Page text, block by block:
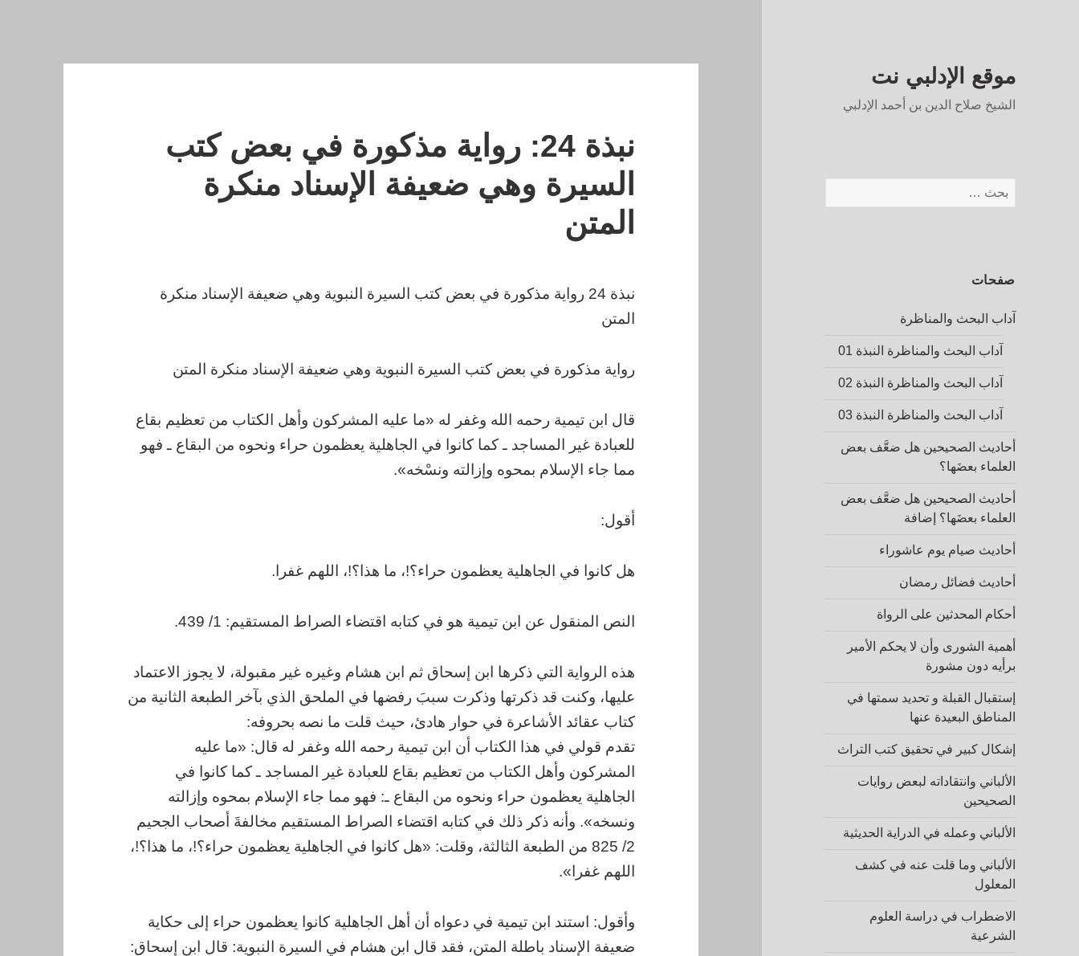
موقع الإدلبي نت
الشيخ صلاح الدين بن أحمد الإدلبي
عن:
صفحات
آداب البحث والمناظرة
آداب البحث والمناظرة النبذة 01
آداب البحث والمناظرة النبذة 02
آداب البحث والمناظرة النبذة 03
أحاديث الصحيحين هل ضعَّف بعض
العلماء بعضَها؟
أحاديث الصحيحين هل ضعَّف بعض
العلماء بعضَها؟ إضافة
أحاديث صيام يوم عاشوراء
أحاديث فضائل رمضان
أحكام المحدثين على الرواة
أهمية الشورى وأن لا يحكم الأمير
برأيه دون مشورة
إستقبال القبلة و تحديد سمتها في
المناطق البعيدة عنها
إشكال كبير في تحقيق كتب التراث
الألباني وانتقاداته لبعض روايات
الصحيحين
الألباني وعمله في الدراية الحديثية
الألباني وما قلت عنه في كشف
المعلول
الاضطراب في دراسة العلوم
الشرعية
نبذة 24: رواية مذكورة في بعض كتب
السيرة وهي ضعيفة الإسناد منكرة
المتن
نبذة 24 رواية مذكورة في بعض كتب السيرة النبوية وهي ضعيفة الإسناد منكرة
المتن
رواية مذكورة في بعض كتب السيرة النبوية وهي ضعيفة الإسناد منكرة المتن
قال ابن تيمية رحمه الله وغفر له «ما عليه المشركون وأهل الكتاب من تعظيم بقاع
للعبادة غير المساجد ـ كما كانوا في الجاهلية يعظمون حراء ونحوه من البقاع ـ فهو
مما جاء الإسلام بمحوه وإزالته ونسْخه».
أقول:
هل كانوا في الجاهلية يعظمون حراء؟!، ما هذا؟!، اللهم غفرا.
النص المنقول عن ابن تيمية هو في كتابه اقتضاء الصراط المستقيم: 1/ 439.
هذه الرواية التي ذكرها ابن إسحاق ثم ابن هشام وغيره غير مقبولة، لا يجوز الاعتماد
عليها، وكنت قد ذكرتها وذكرت سببَ رفضها في الملحق الذي بآخر الطبعة الثانية من
كتاب عقائد الأشاعرة في حوار هادئ، حيث قلت ما نصه بحروفه:
تقدم قولي في هذا الكتاب أن ابن تيمية رحمه الله وغفر له قال: «ما عليه
المشركون وأهل الكتاب من تعظيم بقاع للعبادة غير المساجد ـ كما كانوا في
الجاهلية يعظمون حراء ونحوه من البقاع ـ: فهو مما جاء الإسلام بمحوه وإزالته
ونسخه». وأنه ذكر ذلك في كتابه اقتضاء الصراط المستقيم مخالفةَ أصحاب الجحيم
2/ 825 من الطبعة الثالثة، وقلت: «هل كانوا في الجاهلية يعظمون حراء؟!، ما هذا؟!،
اللهم غفرا».
وأقول: استند ابن تيمية في دعواه أن أهل الجاهلية كانوا يعظمون حراء إلى حكاية
ضعيفة الإسناد باطلة المتن، فقد قال ابن هشام في السيرة النبوية: قال ابن إسحاق: